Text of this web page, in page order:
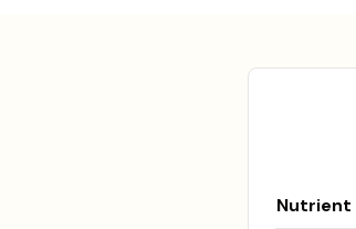
Nutrient